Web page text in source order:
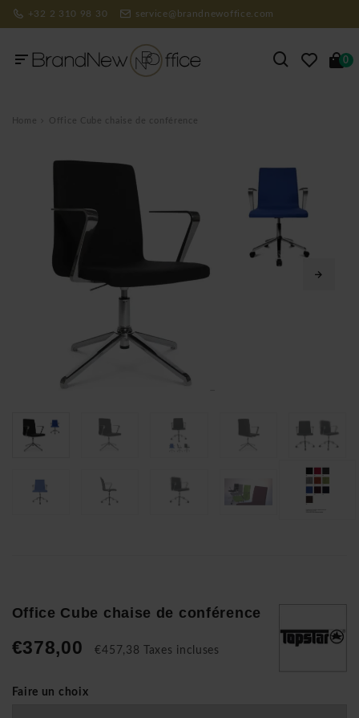
+32 2 310 98 30 service@brandnewoffice.com
0
Home Office Cube chaise de conférence
Office Cube chaise de conférence
€378,00 €457,38 Taxes incluses
Faire un choix